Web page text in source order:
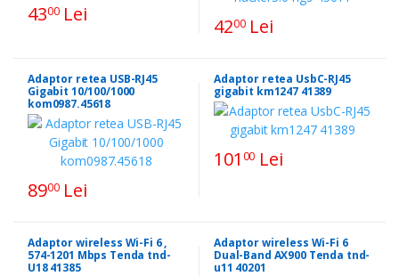
4300Lei
4200Lei
Adaptor retea USB-RJ45
Gigabit 10/100/1000
kom0987.45618
8900Lei
Adaptor retea UsbC-RJ45
gigabit km1247 41389
101 00 Lei
Adaptor wireless Wi-Fi 6 ,
574-1201 Mbps Tenda tnd-
U18 41385
Adaptor wireless Wi-Fi 6
Dual-Band AX900 Tenda tnd-
u11 40201